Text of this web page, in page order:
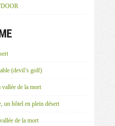
(devil’s golf)
de la mort
un hôtel en plein désert
de la mort